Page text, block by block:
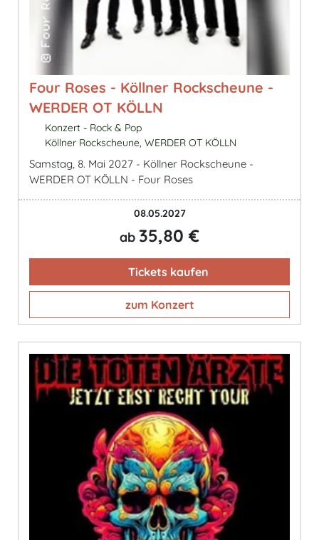
Four Roses - Köllner Rockscheune -
WERDER OT KÖLLN
Konzert - Rock & Pop
Köllner Rockscheune, WERDER OT KÖLLN
Samstag, 8. Mai 2027 - Köllner Rockscheune -
WERDER OT KÖLLN - Four Roses
08.05.2027
ab 35,80 €
Tickets kaufen
zum Konzert